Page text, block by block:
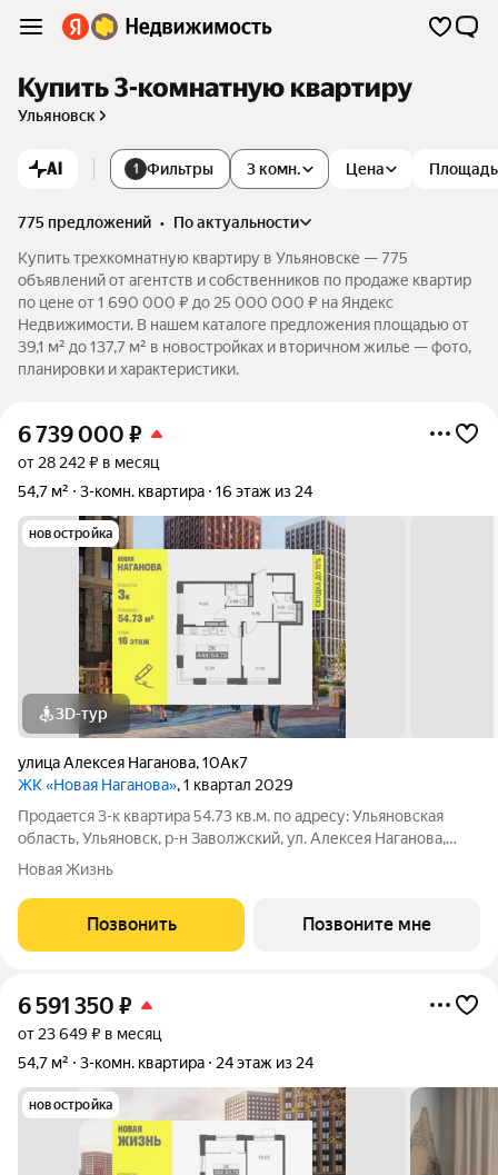
Купить 3-комнатную квартиру
Ульяновск
AI 1 Фильтры 3 комн. Цена Площадь
775 предложений •
по актуальности
Купить трехкомнатную квартиру в Ульяновске — 775
объявлений от агентств и собственников по продаже квартир
по цене от 1 690 000 ₽ до 25 000 000 ₽ на Яндекс
Недвижимости. В нашем каталоге предложения площадью от
39,1 м² до 137,7 м² в новостройках и вторичном жилье — фото,
планировки и характеристики.
6 739 000 ₽
от 28 242 ₽ в месяц
54,7 м²
3-комн. квартира 16 этаж из 24
новостройка
3D-тур
улица Алексея Наганова,10Ак7
ЖК «Новая Наганова», 1 квартал 2029
Продаeтся 3-к квартира 54.73 кв.м. пo адpесу: Ульяновская
область, Ульяновск, р-н Заволжский, ул. Алексея Наганова,
10А. Возможна пoкупка квapтиры по льготным и cпециaльным
«Новая». Преимущества:
Новая Жизнь
Позвонить Позвоните мне
6 591 350 ₽
от 23 649 ₽ в месяц
54,7 м²
3-комн. квартира 24 этаж из 24
новостройка